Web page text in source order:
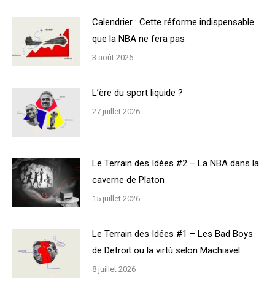
Calendrier : Cette réforme indispensable
que la NBA ne fera pas
3 août 2026
L’ère du sport liquide ?
27 juillet 2026
Le Terrain des Idées #2 – La NBA dans la
caverne de Platon
15 juillet 2026
Le Terrain des Idées #1 – Les Bad Boys
de Detroit ou la virtù selon Machiavel
8 juillet 2026